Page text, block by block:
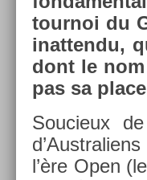
tour­noi du
in­at­tendu,
dont le
pas sa
Soucieux
l’ère Open